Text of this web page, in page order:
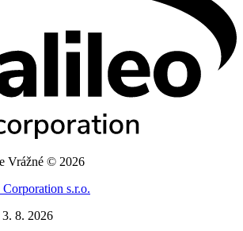
Vrážné © 2026
s.r.o.
3. 8. 2026